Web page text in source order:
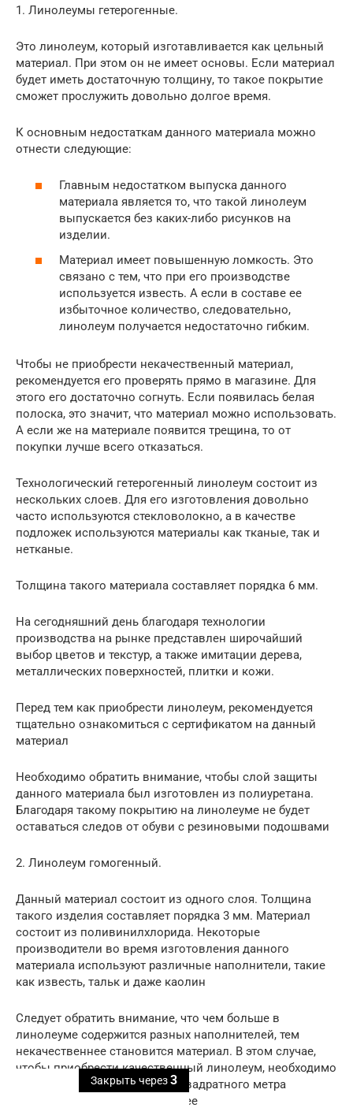
Закрыть через2
1. Линолеумы гетерогенные.
Это линолеум, который изготавливается как цельный
материал. При этом он не имеет основы. Если материал
будет иметь достаточную толщину, то такое покрытие
сможет прослужить довольно долгое время.
К основным недостаткам данного материала можно
отнести следующие:
Главным недостатком выпуска данного
материала является то, что такой линолеум
выпускается без каких-либо рисунков на
изделии.
Материал имеет повышенную ломкость. Это
связано с тем, что при его производстве
используется известь. А если в составе ее
избыточное количество, следовательно,
линолеум получается недостаточно гибким.
Чтобы не приобрести некачественный материал,
рекомендуется его проверять прямо в магазине. Для
этого его достаточно согнуть. Если появилась белая
полоска, это значит, что материал можно использовать.
А если же на материале появится трещина, то от
покупки лучше всего отказаться.
Технологический гетерогенный линолеум состоит из
нескольких слоев. Для его изготовления довольно
часто используются стекловолокно, а в качестве
подложек используются материалы как тканые, так и
нетканые.
Толщина такого материала составляет порядка 6 мм.
На сегодняшний день благодаря технологии
производства на рынке представлен широчайший
выбор цветов и текстур, а также имитации дерева,
металлических поверхностей, плитки и кожи.
Перед тем как приобрести линолеум, рекомендуется
тщательно ознакомиться с сертификатом на данный
материал
Необходимо обратить внимание, чтобы слой защиты
данного материала был изготовлен из полиуретана.
Благодаря такому покрытию на линолеуме не будет
оставаться следов от обуви с резиновыми подошвами
2. Линолеум гомогенный.
Данный материал состоит из одного слоя. Толщина
такого изделия составляет порядка 3 мм. Материал
состоит из поливинилхлорида. Некоторые
производители во время изготовления данного
материала используют различные наполнители, такие
как известь, тальк и даже каолин
Следует обратить внимание, что чем больше в
линолеуме содержится разных наполнителей, тем
некачественнее становится материал. В этом случае,
чтобы приобрести качественный линолеум, необходимо
знать, что чем меньше вес 1 квадратного метра
материала, тем он качественнее